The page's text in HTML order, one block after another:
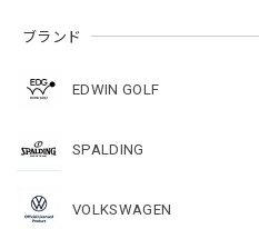
ブランド
EDWIN GOLF
SPALDING
VOLKSWAGEN